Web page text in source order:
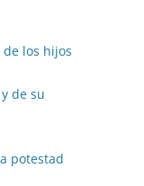
los hijos
de su
potestad